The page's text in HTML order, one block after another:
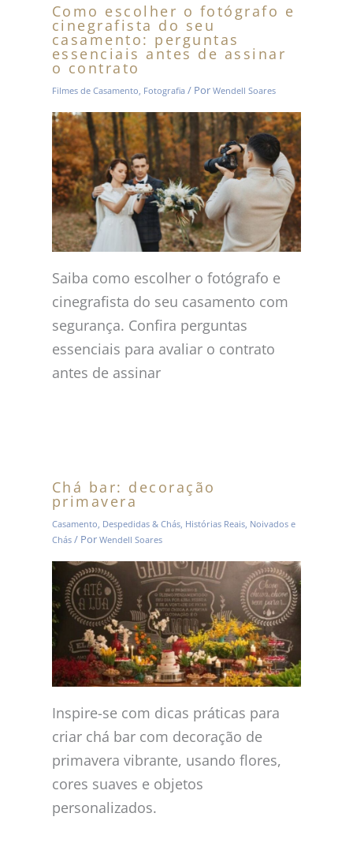
Como escolher o fotógrafo e
cinegrafista do seu
casamento: perguntas
essenciais antes de assinar
o contrato
Filmes de Casamento Fotografia/ Por Wendell Soares
Saiba como escolher o fotógrafo e
cinegrafista do seu casamento com
segurança. Confira perguntas
essenciais para avaliar o contrato
antes de assinar
Chá bar: decoração
primavera
Casamento, Despedidas & Chás, Histórias Reais, Noivados e
Chás/ Por Wendell Soares
Inspire-se com dicas práticas para
criar chá bar com decoração de
primavera vibrante, usando flores,
cores suaves e objetos
personalizados.